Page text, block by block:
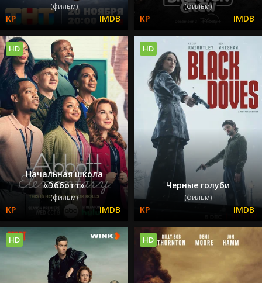
(фильм) (фильм)
Начальная школа
«Эбботт»
(фильм)
HD
Черные голуби
(фильм)
HD
HD HD